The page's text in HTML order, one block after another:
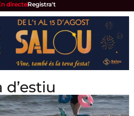
directeRegistra't